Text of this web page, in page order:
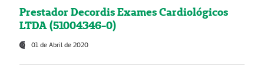
Prestador Decordis Exames Cardiológicos
LTDA (51004346-0)
01 de Abril de 2020